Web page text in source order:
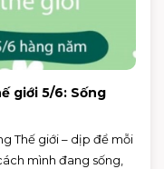
giới 5/6: Sống
Thế giới – dịp để mỗi
mình đang sống,